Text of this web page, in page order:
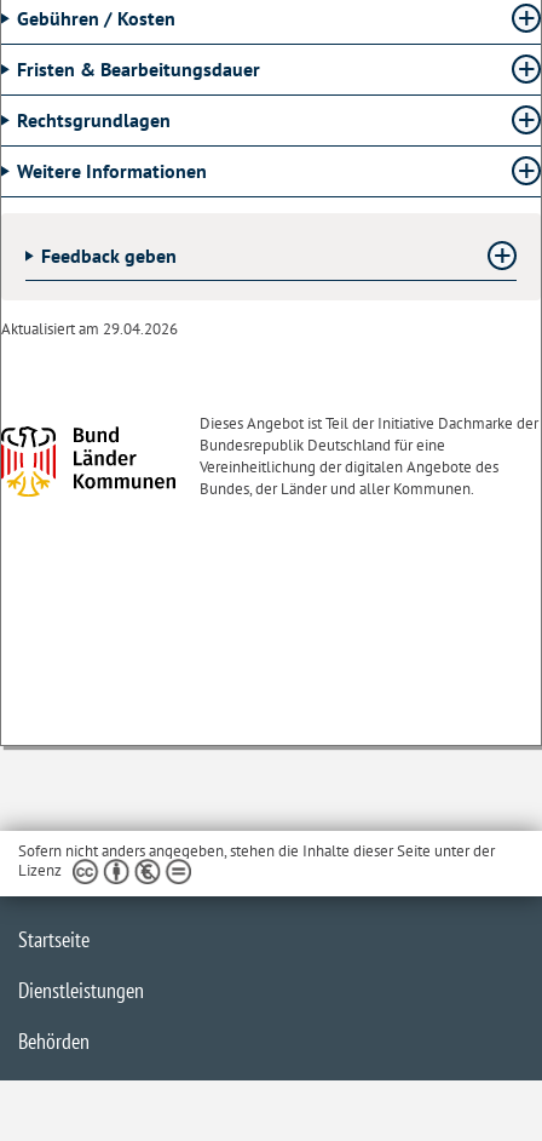
Gebühren / Kosten
Fristen & Bearbeitungsdauer
Rechtsgrundlagen
Weitere Informationen
Feedback geben
Aktualisiert am 29.04.2026
Dieses Angebot ist Teil der Initiative Dachmarke der
Bundesrepublik Deutschland für eine
Vereinheitlichung der digitalen Angebote des
Bundes, der Länder und aller Kommunen.
Sofern nicht anders angegeben, stehen die Inhalte dieser Seite unter der
Lizenz
Startseite
Dienstleistungen
Behörden